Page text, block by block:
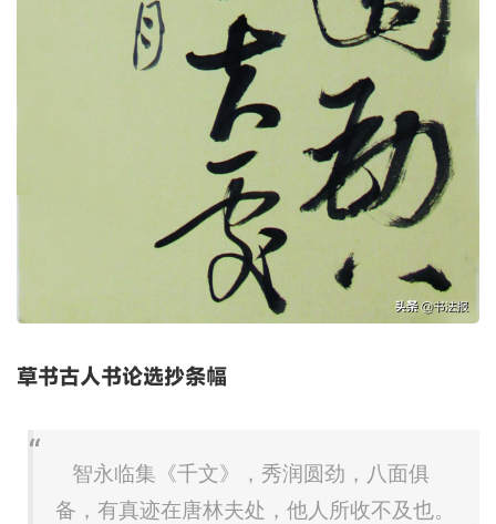
草书古人书论选抄条幅
智永临集《千文》，秀润圆劲，八面俱
备，有真迹在唐林夫处，他人所收不及也。